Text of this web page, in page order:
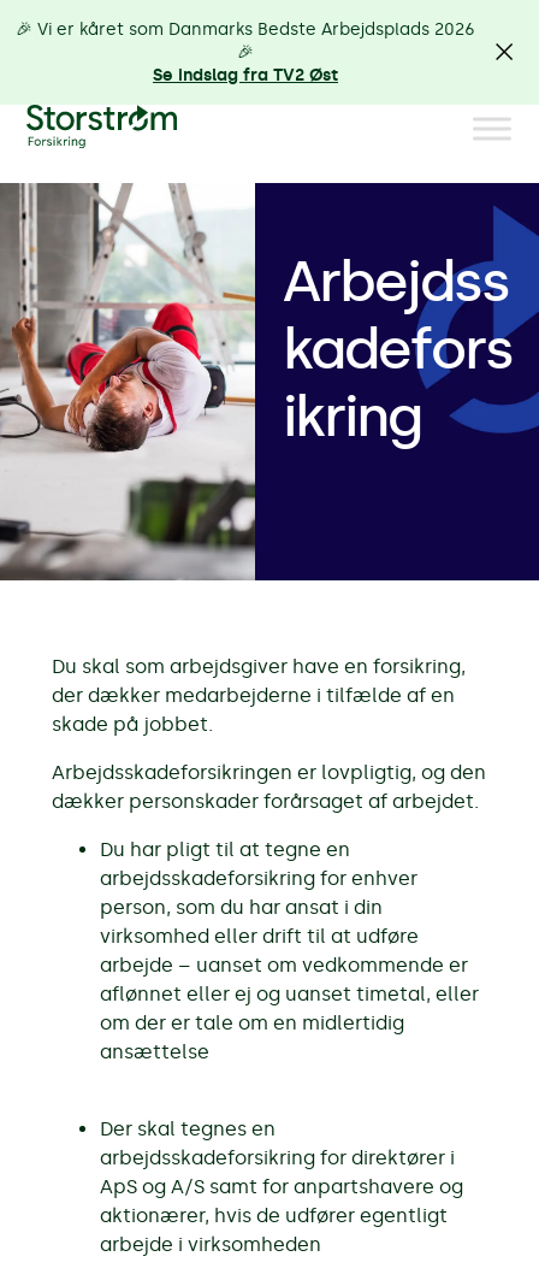
Arbejdss
kadefors
ikring
Du skal som arbejdsgiver have en forsikring,
der dækker medarbejderne i tilfælde af en
skade på jobbet.
Arbejdsskadeforsikringen er lovpligtig, og den
dækker personskader forårsaget af arbejdet.
Du har pligt til at tegne en
arbejdsskadeforsikring for enhver
person, som du har ansat i din
virksomhed eller drift til at udføre
arbejde – uanset om vedkommende er
aflønnet eller ej og uanset timetal, eller
om der er tale om en midlertidig
ansættelse
Der skal tegnes en
arbejdsskadeforsikring for direktører i
ApS og A/S samt for anpartshavere og
aktionærer, hvis de udfører egentligt
arbejde i virksomheden
🎉 Vi er kåret som Danmarks Bedste Arbejdsplads 2026
🎉
Se indslag fra TV2 Øst